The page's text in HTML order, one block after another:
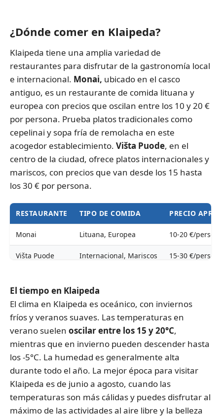
¿Dónde comer en Klaipeda?
Klaipeda tiene una amplia variedad de
restaurantes para disfrutar de la gastronomía local
e internacional. Monai, ubicado en el casco
antiguo, es un restaurante de comida lituana y
europea con precios que oscilan entre los 10 y 20 €
por persona. Prueba platos tradicionales como
cepelinai y sopa fría de remolacha en este
acogedor establecimiento. Višta Puode, en el
centro de la ciudad, ofrece platos internacionales y
mariscos, con precios que van desde los 15 hasta
los 30 € por persona.
RESTAURANTE TIPO DE COMIDA PRECIO
Monai Lituana, Europea 10-20 €/
Višta Puode Internacional, Mariscos 15-30 €/
El tiempo en Klaipeda
El clima en Klaipeda es oceánico, con inviernos
fríos y veranos suaves. Las temperaturas en
verano suelen oscilar entre los 15 y 20°C,
mientras que en invierno pueden descender hasta
los -5°C. La humedad es generalmente alta
durante todo el año. La mejor época para visitar
Klaipeda es de junio a agosto, cuando las
temperaturas son más cálidas y puedes disfrutar al
máximo de las actividades al aire libre y la belleza